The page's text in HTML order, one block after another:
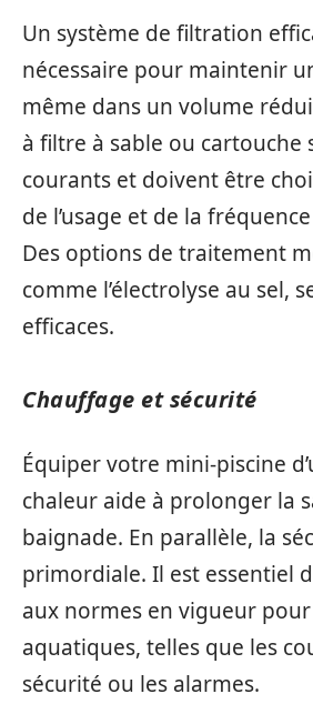
Un système de filtration
nécessaire pour maintenir
même dans un volume
à filtre à sable ou cartouche
courants et doivent être
de l’usage et de la
Des options de traitement
comme l’électrolyse au sel,
efficaces.
Chauffage et sécurité
Équiper votre mini-piscine
chaleur aide à prolonger la
baignade. En parallèle, la
primordiale. Il est essentiel
aux normes en vigueur
aquatiques, telles que les
sécurité ou les alarmes.